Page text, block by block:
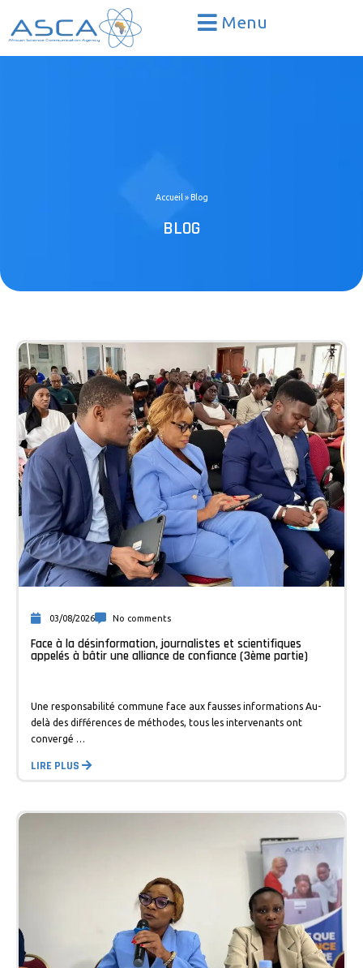
Menu
Accueil » Blog
BLOG
03/08/2026 No comments
Face à la désinformation, journalistes et scientifiques
appelés à bâtir une alliance de confiance (3ème partie)
Une responsabilité commune face aux fausses informations Au-
delà des différences de méthodes, tous les intervenants ont
convergé …
LIRE PLUS